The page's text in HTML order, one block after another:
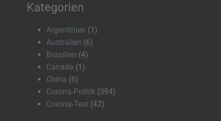
Kategorien
Argentinien (1)
Australien (6)
Brasilien (4)
Canada (1)
China (6)
Corona-Politik (394)
Corona-Test (42)